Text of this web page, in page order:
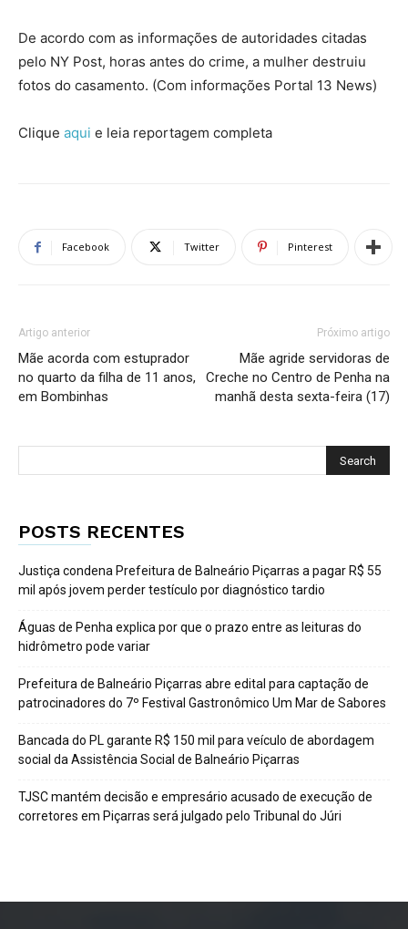
De acordo com as informações de autoridades citadas
pelo NY Post, horas antes do crime, a mulher destruiu
fotos do casamento. (Com informações Portal 13 News)
Clique aqui e leia reportagem completa
Facebook Twitter Pinterest
Artigo anterior
Mãe acorda com estuprador
no quarto da filha de 11 anos,
em Bombinhas
Próximo artigo
Mãe agride servidoras de
Creche no Centro de Penha na
manhã desta sexta-feira (17)
POSTS RECENTES
Justiça condena Prefeitura de Balneário Piçarras a pagar R$ 55
mil após jovem perder testículo por diagnóstico tardio
Águas de Penha explica por que o prazo entre as leituras do
hidrômetro pode variar
Prefeitura de Balneário Piçarras abre edital para captação de
patrocinadores do 7º Festival Gastronômico Um Mar de Sabores
Bancada do PL garante R$ 150 mil para veículo de abordagem
social da Assistência Social de Balneário Piçarras
TJSC mantém decisão e empresário acusado de execução de
corretores em Piçarras será julgado pelo Tribunal do Júri